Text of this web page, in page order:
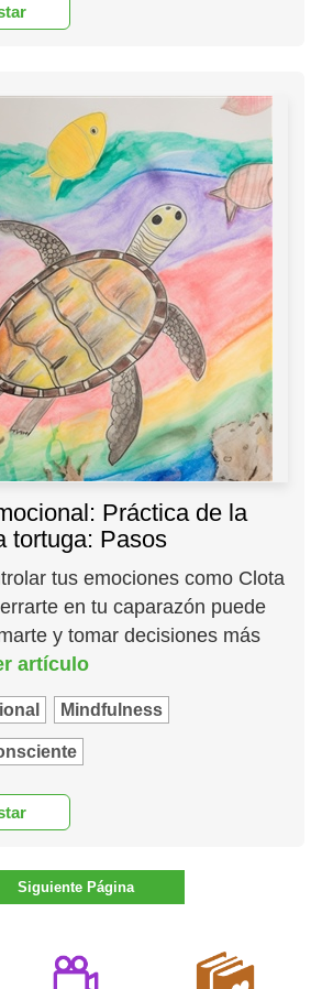
Práctica de la
tortuga: Pasos
tus emociones como Clota
en tu caparazón puede
y tomar decisiones más
artículo
Mindfulness
Siguiente Página